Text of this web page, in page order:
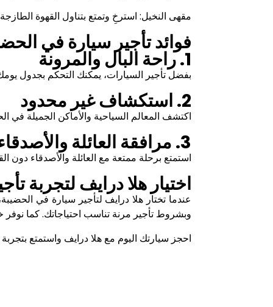
مقهى النخيل: استرخِ وتمتع بتناول القهوة
فوائد تأجير سيارة في
1. راحة البال والمرونة
بفضل تأجير السيارات، يمكنك التحكم بجدول
2. استكشاف غير محدود
اكتشف المعالم السياحية والأماكن الجميلة في
3. مرافقة العائلة والأصدقاء
استمتع برحلة ممتعة مع العائلة والأصدقاء
اختيار هلا درايف لتجربة
عندما تختار هلا درايف لتأجير سيارة في
وبشروط تأجير مرنة تناسب احتياجاتك. كما
احجز سيارتك اليوم مع هلا درايف واستمتع